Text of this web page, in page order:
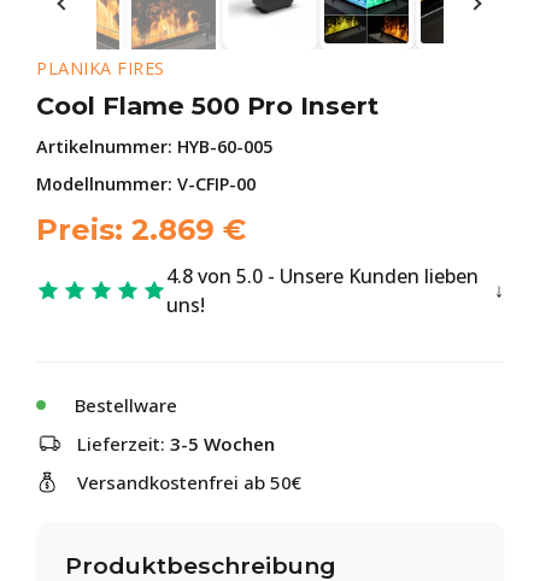
PLANIKA FIRES
Cool Flame 500 Pro Insert
Artikelnummer: HYB-60-005
Modellnummer: V-CFIP-00
Preis: 2.869 €
4.8 von 5.0 - Unsere Kunden lieben
uns!
Bestellware
Lieferzeit: 3-5 Wochen
Versandkostenfrei ab 50€
Produktbeschreibung